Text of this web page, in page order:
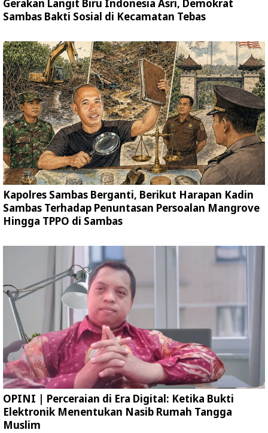
Gerakan Langit Biru Indonesia Asri, Demokrat
Sambas Bakti Sosial di Kecamatan Tebas
Kapolres Sambas Berganti, Berikut Harapan Kadin
Sambas Terhadap Penuntasan Persoalan Mangrove
Hingga TPPO di Sambas
OPINI | Perceraian di Era Digital: Ketika Bukti
Elektronik Menentukan Nasib Rumah Tangga
Muslim